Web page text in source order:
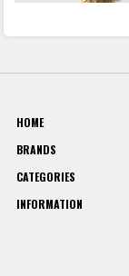
HOME
BRANDS
CATEGORIES
INFORMATION